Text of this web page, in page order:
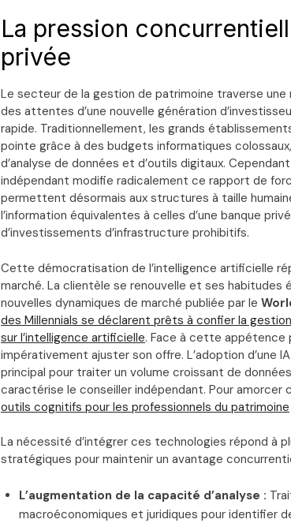
La pression
privée
Le secteur de la gestion de patrimoine traverse
des attentes d’une nouvelle génération
rapide. Traditionnellement, les grands
pointe grâce à des budgets informatiques
d’analyse de données et d’outils digitaux.
indépendant modifie radicalement ce rapport de
permettent désormais aux structures à taille
l’information équivalentes à celles d’une banque
d’investissements d’infrastructure prohibitifs.
Cette démocratisation de l’intelligence artificielle
marché. La clientèle se renouvelle et ses
nouvelles dynamiques de marché publiée par le
des Millennials se déclarent prêts à confier la
sur l’intelligence artificielle. Face à cette appétence
impérativement ajuster son offre. L’adoption d’une
principal pour traiter un volume croissant de
caractérise le conseiller indépendant. Pour
outils cognitifs pour les professionnels du patrimoine
La nécessité d’intégrer ces technologies répond à
stratégiques pour maintenir un avantage
L’augmentation de la capacité d’analyse :
macroéconomiques et juridiques pour identifier